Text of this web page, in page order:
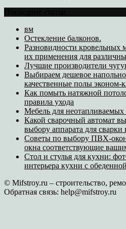
вм
Остекление балконов.
Разновидности кровельных
их применения для
Лучшие производители
Выбираем дешевое
качественные полы эконом-
Как помыть натяжной
правила ухода
Мебель для
Какой сварочный автомат
выбору аппарата для
Советы по выбору ПВХ-окон,
окна соответствующие
Стол и стулья для кухни:
интерьера кухни с
© Mifstroy.ru – строительство,
Обратная связь: help@mifstroy.ru